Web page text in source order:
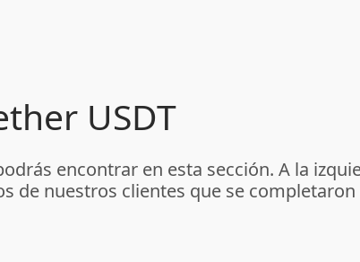
USDT
encontrar en esta sección. A la
de nuestros clientes que se